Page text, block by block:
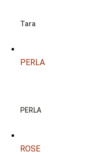
Tara
PERLA
PERLA
ROSE